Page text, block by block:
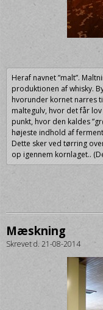
Heraf navnet ”malt”.
produktionen af whisky.
hvorunder kornet narres
maltegulv, hvor det får
punkt, hvor den kaldes
højeste indhold af
Dette sker ved tørring
op igennem kornlaget..
Mæskning
Skrevet d. 21-08-2014